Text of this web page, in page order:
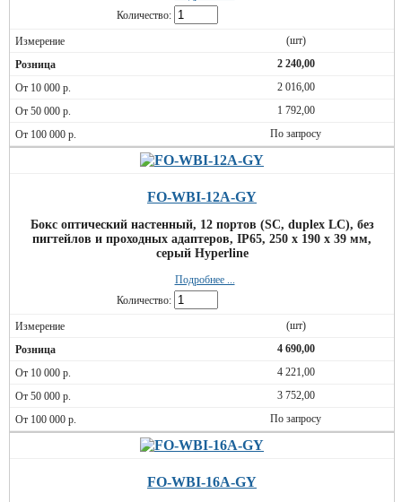
Количество:
(шт)
2 240,00
2 016,00
1 792,00
По запросу
FO-WBI-12A-GY
Бокс оптический настенный, 12 портов (SC, duplex LC), без
пигтейлов и проходных адаптеров, IP65, 250 х 190 х 39 мм,
серый Hyperline
Подробнее ...
Количество:
(шт)
4 690,00
4 221,00
3 752,00
По запросу
FO-WBI-16A-GY